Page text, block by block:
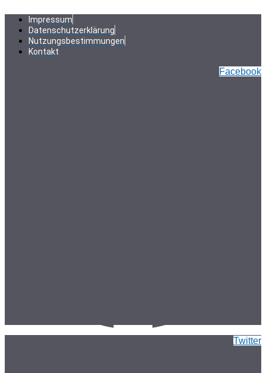
Inhalt
springen
Impressum
Datenschutzerklärung
Nutzungsbestimmungen
Kontakt
Facebook
Twitter